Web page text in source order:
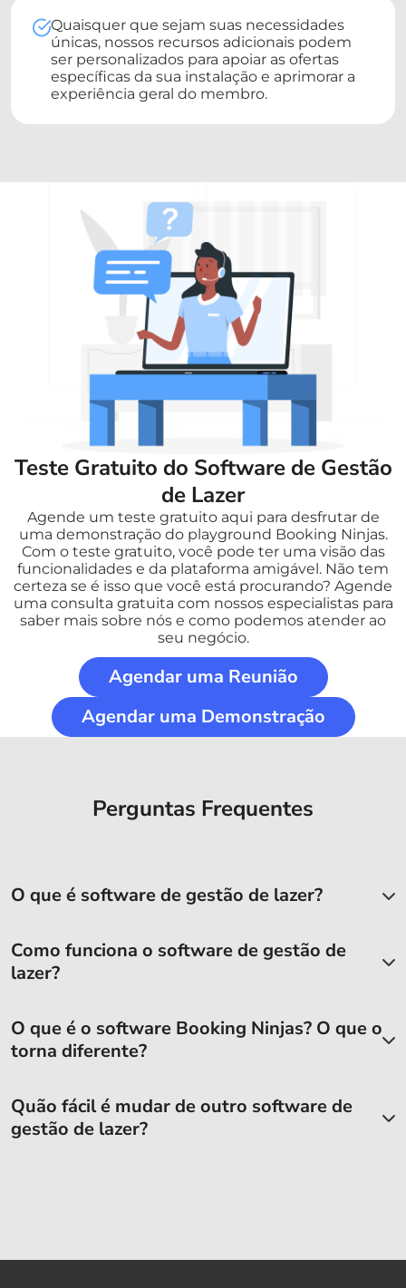
Quaisquer que sejam suas necessidades
únicas, nossos recursos adicionais podem
ser personalizados para apoiar as ofertas
específicas da sua instalação e aprimorar a
experiência geral do membro.
Teste Gratuito do Software de Gestão
de Lazer
Agende um teste gratuito aqui para desfrutar de
uma demonstração do playground Booking Ninjas.
Com o teste gratuito, você pode ter uma visão das
funcionalidades e da plataforma amigável. Não tem
certeza se é isso que você está procurando? Agende
uma consulta gratuita com nossos especialistas para
saber mais sobre nós e como podemos atender ao
seu negócio.
Agendar uma Reunião
Agendar uma Demonstração
Perguntas Frequentes
O que é software de gestão de lazer?
Como funciona o software de gestão de
lazer?
O que é o software Booking Ninjas? O que o
torna diferente?
Quão fácil é mudar de outro software de
gestão de lazer?